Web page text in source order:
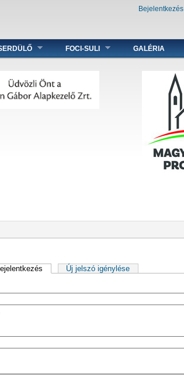
Bejelentkezés
FOCI-SULI GALÉRIA
(aktív fül)Új jelszó igénylése